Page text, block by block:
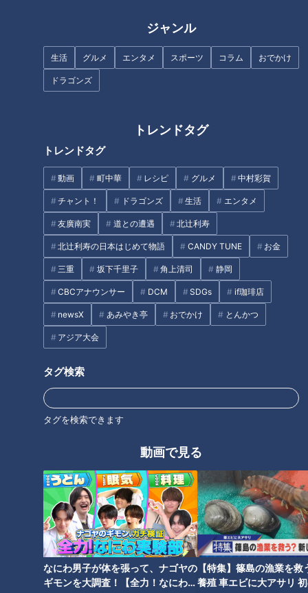
ジャンル
生活 グルメ エンタメ スポーツ コラム おでかけ
ドラゴンズ
トレンドタグ
トレンドタグ
動画 町中華 レシピ グルメ 中村彩賀
チャント！ ドラゴンズ 生活 エンタメ
友廣南実 道との遭遇 北辻利寿
北辻利寿の日本はじめて物語 CANDY TUNE お金
三重 坂下千里子 角上清司 静岡
CBCアナウンサー DCM SDGs if珈琲店
newsX あみやき亭 おでかけ とんかつ
アジア大会
タグ検索
タグを検索できます
動画で見る
なにわ男子が体を張って、ナゴヤの
ギモンを大調査！【全力！なにわ実
【特集】篠島の漁業を救
養殖 車エビに大アサリ
【２つの大家族を徹底比較】個
性的すぎるハンバーグの作り
20歳の魚鱗癬と闘う女性‥成人
泣き叫び逃げ惑う子ども…赤く
染める狐面豊川の奇祭「どんき
祭り」【チャント！】
おうちで“なわとび”上達を目指
せ！「前跳び」＆「二重跳び」
のコツとは？
タグ
エンタメ ちょい足し テレビ番組 ミキ
オススメ関連コンテンツ
大正の日用品から令和のマスク
まで…家に眠る品々「捨てるに
は勿体ない」山あいにひっそり
佇む資料館 展示がスゴすぎた
サバンナ八木、ロケで起こし
た“ガチ奇跡”…牧場の牛に飼い主
の居場所尋ね、普通に教えても
らう 最終的に馬も紹介